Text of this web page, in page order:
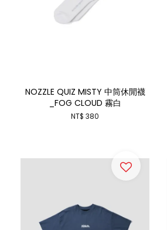
NOZZLE QUIZ MISTY 中筒休閒襪
_FOG CLOUD 霧白
NT$ 380